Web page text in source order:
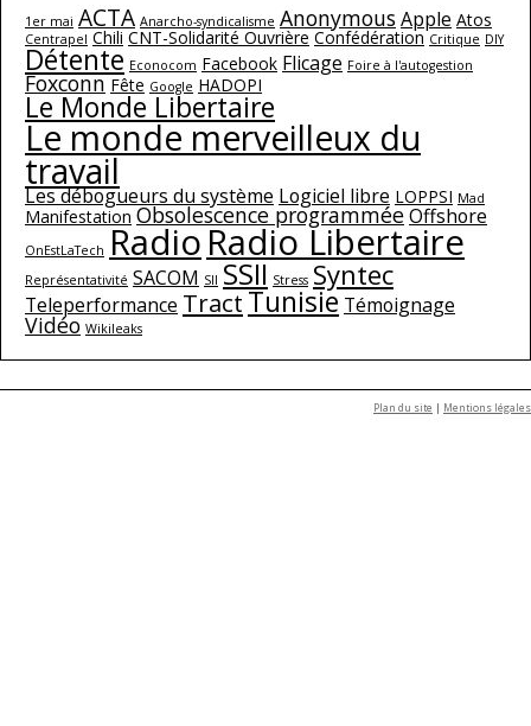
1er mai ACTA Anarcho-syndicalisme AnonymousApple Atos
Centrapel Chili CNT-Solidarité Ouvrière Confédération Critique DIY
Détente Econocom Facebook Flicage Foire à l'autogestion
Foxconn Fête Google HADOPI
Le Monde Libertaire
Le monde merveilleux du
travail
Les débogueurs du système Logiciel libre LOPPSI Mad
Manifestation Obsolescence programméeOffshore
OnEstLaTech RadioRadio Libertaire
Représentativité SACOM SII SSII Stress Syntec
Teleperformance TractTunisie Témoignage
Vidéo Wikileaks
Plan du site | Mentions légales